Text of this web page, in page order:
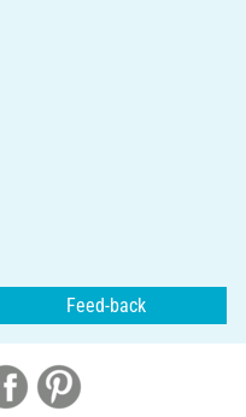
Feed-back